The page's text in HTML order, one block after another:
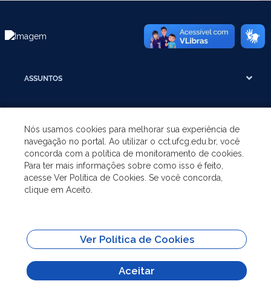
ASSUNTOS
GRADUAÇÃO
PÓS-GRADUAÇÃO
Atribuição-SemDerivações 3.0
Nós usamos cookies para melhorar sua experiência de
navegação no portal. Ao utilizar o cct.ufcg.edu.br, você
concorda com a política de monitoramento de cookies.
Para ter mais informações sobre como isso é feito,
acesse Ver Política de Cookies. Se você concorda,
clique em Aceito.
Ver Política de Cookies
Aceitar